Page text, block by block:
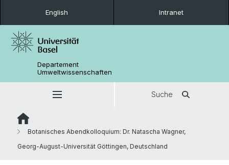
English Intranet
Departement
Umweltwissenschaften
Suche
Botanisches Abendkolloquium: Dr. Natascha Wagner,
Georg-August-Universität Göttingen, Deutschland